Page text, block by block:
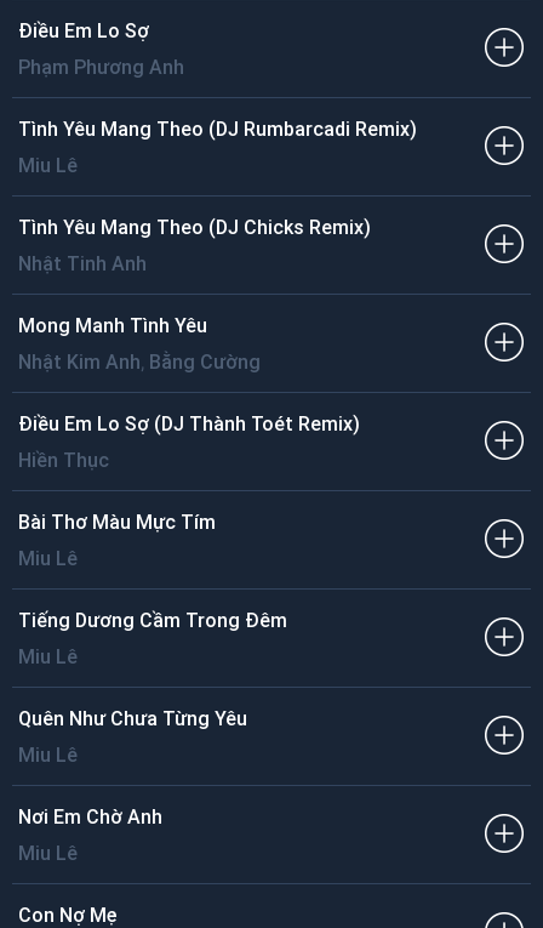
Điều Em Lo Sợ
Phạm Phương Anh
Tình Yêu Mang Theo (DJ Rumbarcadi Remix)
Miu Lê
Tình Yêu Mang Theo (DJ Chicks Remix)
Nhật Tinh Anh
Mong Manh Tình Yêu
Nhật Kim Anh, Bằng Cường
Điều Em Lo Sợ (DJ Thành Toét Remix)
Hiền Thục
Bài Thơ Màu Mực Tím
Miu Lê
Tiếng Dương Cầm Trong Đêm
Miu Lê
Quên Như Chưa Từng Yêu
Miu Lê
Nơi Em Chờ Anh
Miu Lê
Con Nợ Mẹ